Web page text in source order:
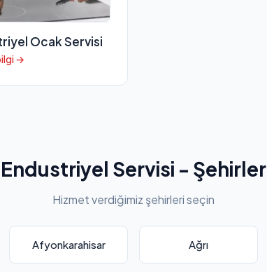
Ocak Servisi
→
Endustriyel Servisi - Şehirler
Hizmet verdiğimiz şehirleri seçin
Afyonkarahisar Ağrı